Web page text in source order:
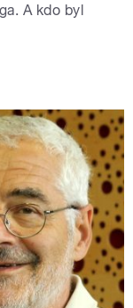
A kdo byl